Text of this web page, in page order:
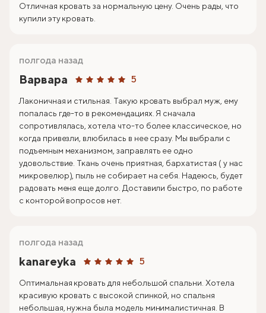
Отличная кровать за нормальную цену. Очень рады, что
купили эту кровать.
Варвара 5
полгода назад
Лаконичная и стильная. Такую кровать выбрал муж, ему
попалась где-то в рекомендациях. Я сначала
сопротивлялась, хотела что-то более классическое, но
когда привезли, влюбилась в нее сразу. Мы выбрали с
подъемным механизмом, заправлять ее одно
удовольствие. Ткань очень приятная, бархатистая ( у нас
микровелюр), пыль не собирает на себя. Надеюсь, будет
радовать меня еще долго. Доставили быстро, по работе
с конторой вопросов нет.
kanareyka 5
полгода назад
Оптимальная кровать для небольшой спальни. Хотела
красивую кровать с высокой спинкой, но спальня
небольшая, нужна была модель минималистичная. В